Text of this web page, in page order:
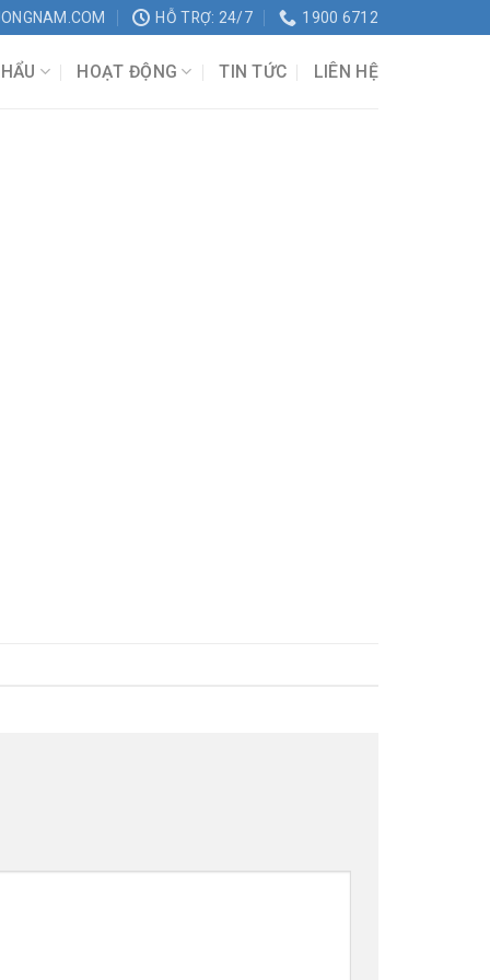
HỖ TRỢ: 24/7 1900 6712
HOẠT ĐỘNG TIN TỨC LIÊN HỆ